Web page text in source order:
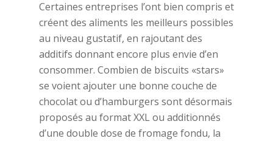
Certaines entreprises l’ont bien compris et
créent des aliments les meilleurs possibles
au niveau gustatif, en rajoutant des
additifs donnant encore plus envie d’en
consommer. Combien de biscuits «stars»
se voient ajouter une bonne couche de
chocolat ou d’hamburgers sont désormais
proposés au format XXL ou additionnés
d’une double dose de fromage fondu, la